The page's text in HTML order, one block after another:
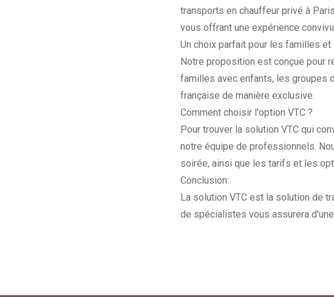
transports en chauffeur privé à
vous offrant une expérience
Un choix parfait pour les familles
Notre proposition est conçue pour
familles avec enfants, les groupes
française de manière exclusive.
Comment choisir l'option VTC ?
Pour trouver la solution VTC qui
notre équipe de professionnels.
soirée, ainsi que les tarifs et les
Conclusion:
La solution VTC est la solution de
de spécialistes vous assurera